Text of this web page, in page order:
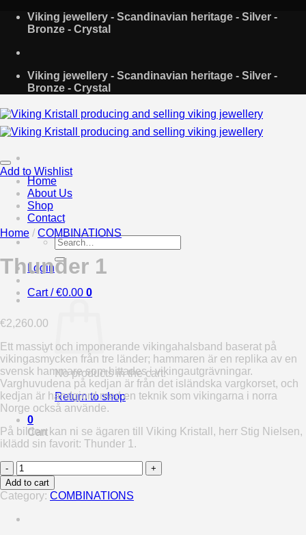
Skip
Viking jewellery - Scandinavian heritage - Silver -
Bronze - Crystal
Viking jewellery - Scandinavian heritage - Silver -
Bronze - Crystal
Home
About Us
Shop
Contact
Search
for:
Login
Cart /€0.00 0
No products in the cart.
Return to shop
0
Cart
Add to Wishlist
Home / COMBINATIONS
Thunder 1
€2,260.00
Ett massivt och imponerande vikingahalsband baserat på
vikingasmycken från tre länder; hammaren är en replika av en
svensk hammare som hittades i vikingautgrävningar.
Varghuvudena på kedjan är från det isländska vargkorset, och
kedjan är handgjord med en teknik som vikingarna i norra
Norge också använde.
På bilden kan ni se ägaren till Viking Kristall, herr Stig Nielsen,
iklädd sin favorit: Thunder 1.
Thunder
1
quantity
Add to cart
Category: COMBINATIONS